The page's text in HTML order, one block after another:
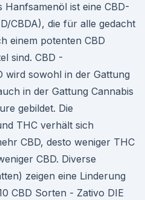
Hanfsamenöl ist eine CBD-
CBDA), die für alle gedacht
einem potenten CBD
sind. CBD -
wird sowohl in der Gattung
in der Gattung Cannabis
gebildet. Die
THC verhält sich
CBD, desto weniger THC
CBD. Diverse
zeigen eine Linderung
CBD Sorten - Zativo DIE